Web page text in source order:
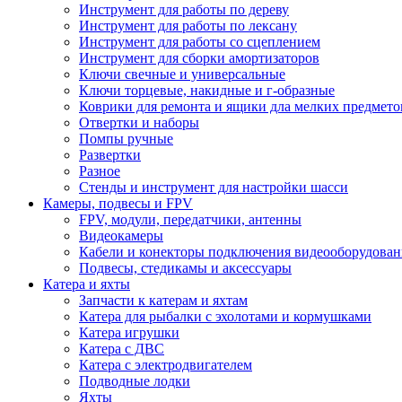
Инструмент для работы по дереву
Инструмент для работы по лексану
Инструмент для работы со сцеплением
Инструмент для сборки амортизаторов
Ключи свечные и универсальные
Ключи торцевые, накидные и г-образные
Коврики для ремонта и ящики дла мелких
Отвертки и наборы
Помпы ручные
Развертки
Разное
Стенды и инструмент для настройки шасси
Камеры, подвесы и FPV
FPV, модули, передатчики, антенны
Видеокамеры
Кабели и конекторы подключения
Подвесы, стедикамы и аксессуары
Катера и яхты
Запчасти к катерам и яхтам
Катера для рыбалки с эхолотами и кормушками
Катера игрушки
Катера с ДВС
Катера с электродвигателем
Подводные лодки
Яхты